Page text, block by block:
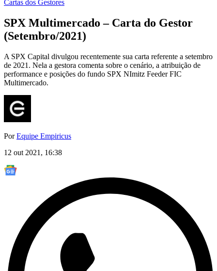
Cartas dos Gestores
SPX Multimercado – Carta do Gestor
(Setembro/2021)
A SPX Capital divulgou recentemente sua carta referente a setembro
de 2021. Nela a gestora comenta sobre o cenário, a atribuição de
performance e posições do fundo SPX NImitz Feeder FIC
Multimercado.
PorEquipe Empiricus
12 out 2021, 16:38